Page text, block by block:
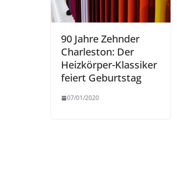
90 Jahre Zehnder
Charleston: Der
Heizkörper-Klassiker
feiert Geburtstag
07/01/2020